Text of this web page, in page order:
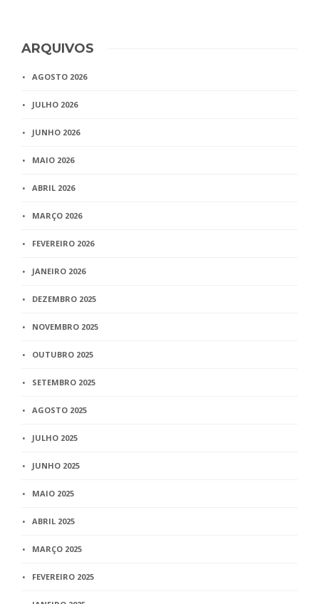
ARQUIVOS
AGOSTO 2026
JULHO 2026
JUNHO 2026
MAIO 2026
ABRIL 2026
MARÇO 2026
FEVEREIRO 2026
JANEIRO 2026
DEZEMBRO 2025
NOVEMBRO 2025
OUTUBRO 2025
SETEMBRO 2025
AGOSTO 2025
JULHO 2025
JUNHO 2025
MAIO 2025
ABRIL 2025
MARÇO 2025
FEVEREIRO 2025